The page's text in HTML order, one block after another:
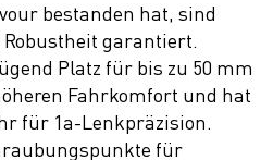
bestanden hat, sind
garantiert.
Platz für bis zu 50 mm
Fahrkomfort und hat
für 1a-Lenkpräzision.
für